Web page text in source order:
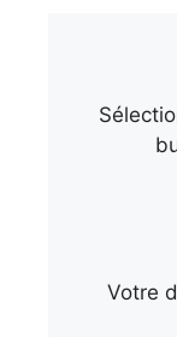
Votre